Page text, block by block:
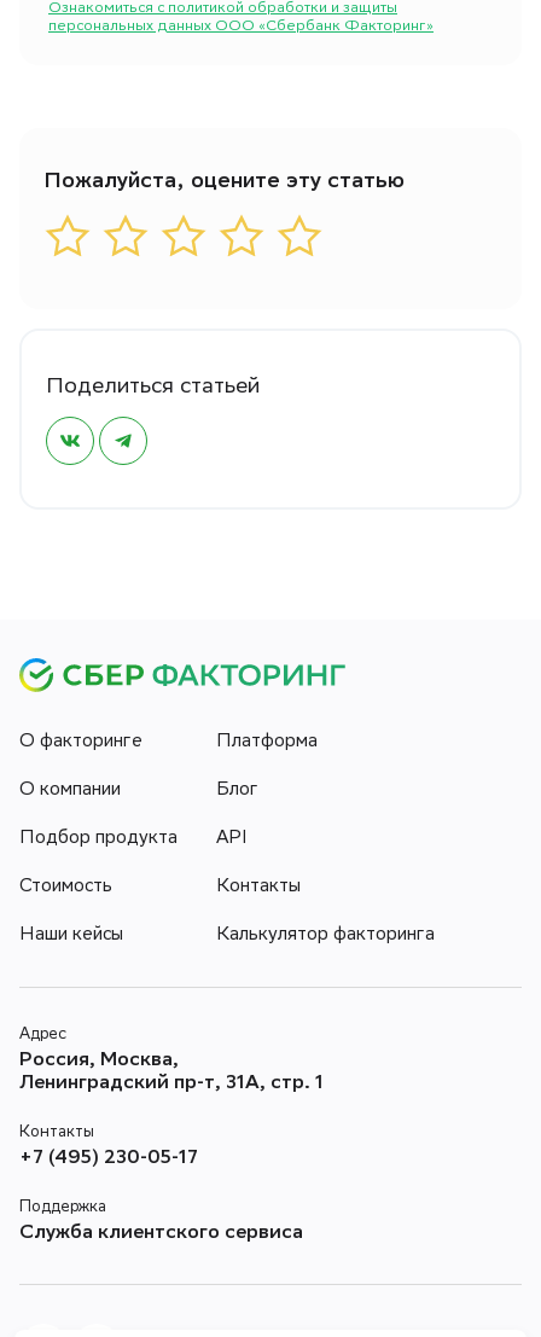
Ознакомиться с политикой обработки и защиты
персональных данных ООО «Сбербанк Факторинг»
Пожалуйста, оцените эту статью
Поделиться статьей
О факторинге
О компании
Подбор продукта
Стоимость
Наши кейсы
Платформа
Блог
API
Контакты
Калькулятор факторинга
Адрес
Россия, Москва,
Ленинградский пр-т, 31А, стр. 1
Контакты
+7 (495) 230-05-17
Поддержка
Служба клиентского сервиса